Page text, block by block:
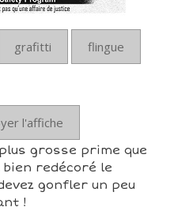
grafitti flingue
l'affiche
grosse prime que
bien redécoré le
gonfler un peu
!